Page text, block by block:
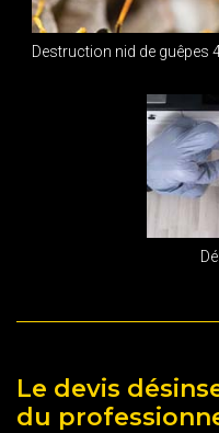
Destruction nid de guêpes
Le devis
du